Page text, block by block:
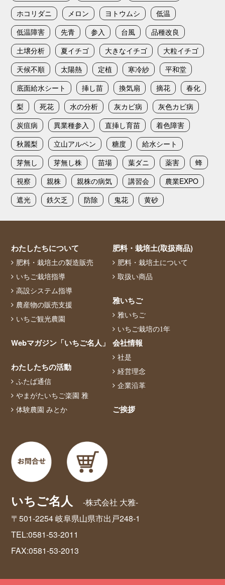
ホコリダニ
メロン ヨトウムシ
低温
低温障害
先青 参入 台風
品種改良
土壌分析
夏イチゴ 大きなイチゴ
大粒イチゴ
天候不順
太陽熱 定植 寒冷紗
平和堂
底面給水シート
挿し苗 換気扇 摘花
春化
梨
死花 水の分析 灰カビ病
灰色カビ病
炭疽病
異業種参入 直挿し育苗
着色障害
秋麗梨
立山アルペン 糖度
給水シート
芽無し
芽無し株 苗場 葉ダニ 薬害
蜂
視察
親株 親株の病気 講習会
農業EXPO
遮光
鉄欠乏 防除 鬼花 黄砂
わたしたちについて
肥料・栽培土の製造販売
いちご栽培指導
高設システム指導
農産物の販売支援
いちご観光農園
肥料・栽培土(取扱商品)
肥料・栽培土について
取扱い商品
雅いちご
雅いちご
いちご栽培の1年
Webマガジン「いちご名人」
わたしたちの活動
ふたば通信
やまがたいちご楽園 雅
体験農園 みとか
会社情報
社是
経営理念
企業沿革
ご挨拶
いちご名人
-株式会社 大雅-
〒501-2254 岐阜県山県市出戸248-1
TEL:0581-53-2011
FAX:0581-53-2013